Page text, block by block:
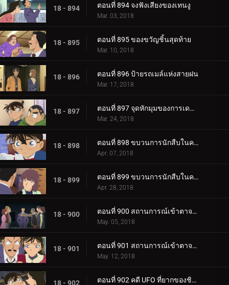
18 - 894 ตอนที่ 894 จงฟังเสียงของเทนงู
Mar. 03, 2018
18 - 895 ตอนที่ 895 ของขวัญชิ้นสุดท้าย
Mar. 10, 2018
18 - 896 ตอนที่ 896 ป้ายรถเมล์แห่งสายฝน
Mar. 17, 2018
18 - 897 ตอนที่ 897 จุดหักมุมของการเดทขับรถ
Mar. 24, 2018
18 - 898 ตอนที่ 898 ขบวนการนักสืบในความสับสน (ตอนแรก)
Apr. 07, 2018
18 - 899 ตอนที่ 899 ขบวนการนักสืบในความสับสน (ตอนจบ)
Apr. 28, 2018
18 - 900 ตอนที่ 900 สถานการณ์เข้าตาจนของโคนันในความมืด (ตอนแรก)
May. 05, 2018
18 - 901 ตอนที่ 901 สถานการณ์เข้าตาจนของโคนันในความมืด (ตอนจบ)
May. 12, 2018
18 - 902 ตอนที่ 902 คดี UFO ที่ยากของชิบะ (ตอนแรก)